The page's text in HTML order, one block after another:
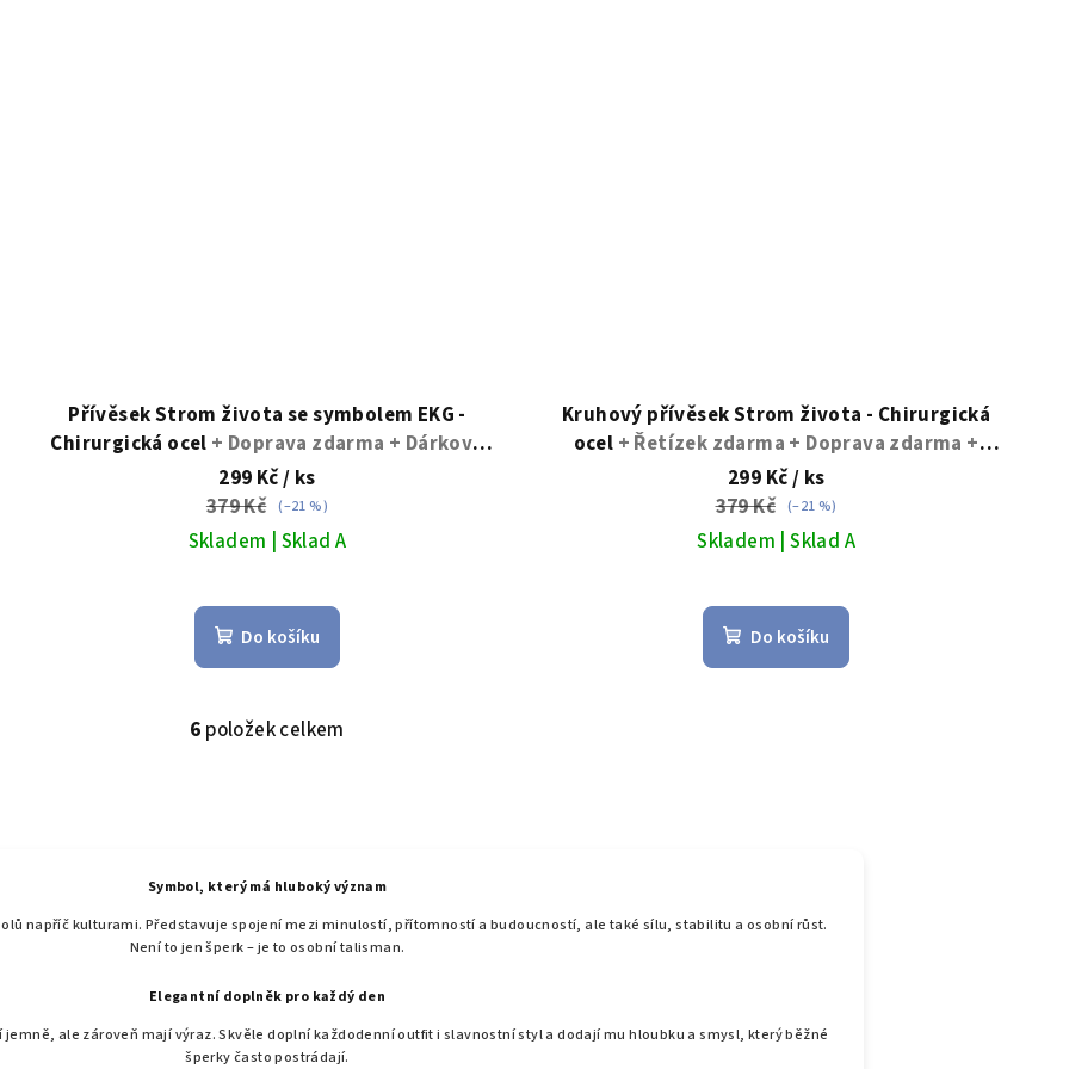
Přívěsek Strom života se symbolem EKG -
Chirurgická ocel + Doprava zdarma + Dárkové
balení zdarma
299 Kč/ ks
379 Kč (–21 %)
Skladem | Sklad A
Do košíku
Kruhový přívěsek Strom života - Chirurgická
ocel + Řetízek zdarma + Doprava zdarma +
Dárkové balení zdarma
299 Kč/ ks
379 Kč (–21 %)
Skladem | Sklad A
Do košíku
O
d
a
c
p
r
6 položek celkem
Symbol, který má hluboký význam
napříč kulturami. Představuje spojení mezi minulostí, přítomností a budoucností, ale také sílu, stabilitu a osobní růst.
Není to jen šperk – je to osobní talisman.
Elegantní doplněk pro každý den
ale zároveň mají výraz. Skvěle doplní každodenní outfit i slavnostní styl a dodají mu hloubku a smysl, který běžné
šperky často postrádají.